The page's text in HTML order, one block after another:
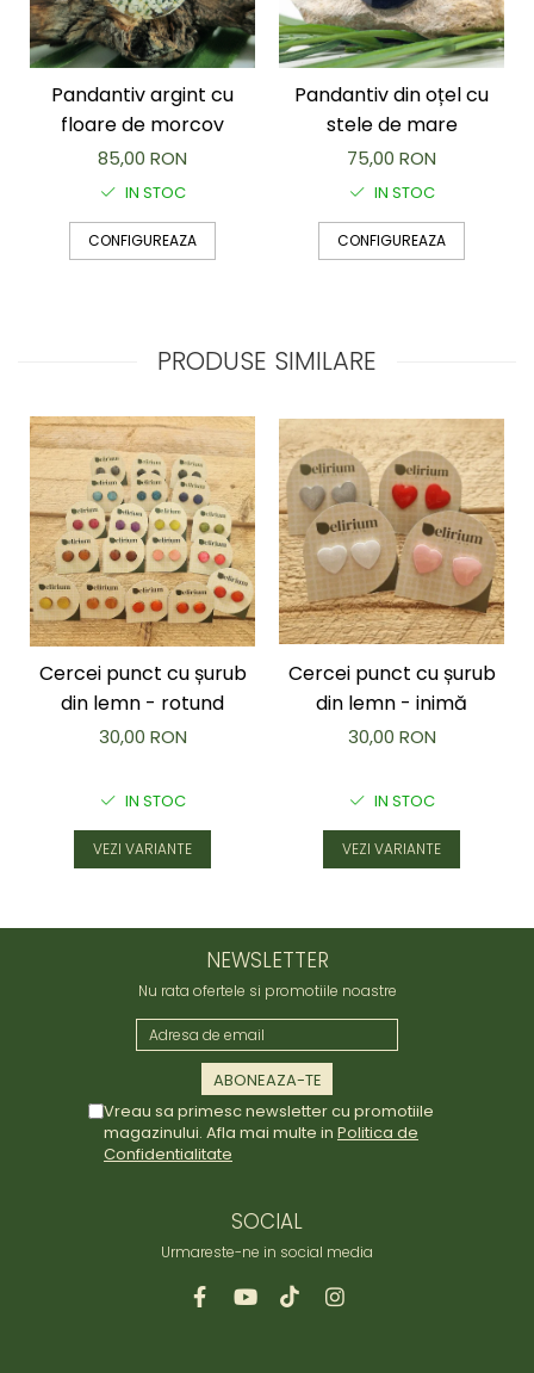
Pandantiv argint cu
floare de morcov
85,00 RON
IN STOC
CONFIGUREAZA
Pandantiv din oțel cu
stele de mare
75,00 RON
IN STOC
CONFIGUREAZA
PRODUSE SIMILARE
Cercei punct cu șurub
din lemn - rotund
30,00 RON
IN STOC
VEZI VARIANTE
Cercei punct cu șurub
din lemn - inimă
30,00 RON
IN STOC
VEZI VARIANTE
NEWSLETTER
Nu rata ofertele si promotiile noastre
Vreau sa primesc newsletter cu promotiile
magazinului. Afla mai multe in Politica de
Confidentialitate
SOCIAL
Urmareste-ne in social media